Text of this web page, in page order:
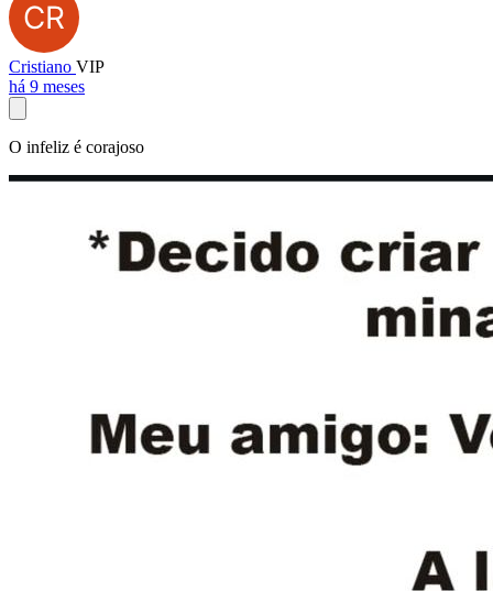
Cristiano VIP
há 9 meses
O infeliz é corajoso